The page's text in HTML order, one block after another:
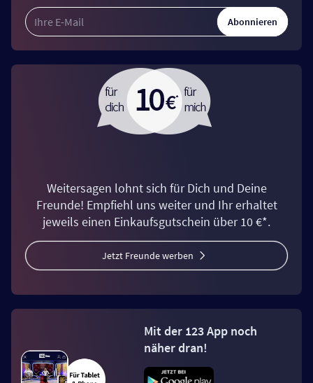
Abonnieren
Weitersagen lohnt sich für Dich und Deine
Freunde! Empfiehl uns weiter und Ihr erhaltet
jeweils einen Einkaufsgutschein über 10 €*.
Jetzt Freunde werben
Mit der 123 App noch
näher dran!